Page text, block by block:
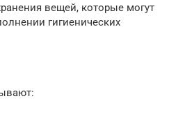
вещей, которые могут
гигиенических